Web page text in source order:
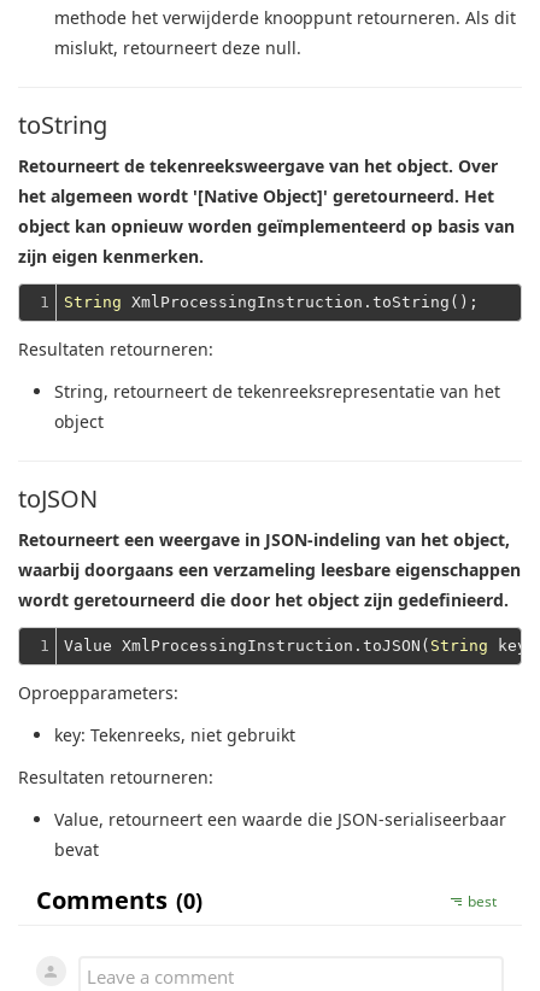
methode het verwijderde knooppunt retourneren. Als dit
mislukt, retourneert deze null.
toString
Retourneert de tekenreeksweergave van het object. Over
het algemeen wordt '[Native Object]' geretourneerd. Het
object kan opnieuw worden geïmplementeerd op basis van
zijn eigen kenmerken.
1 String
Resultaten retourneren:
String, retourneert de tekenreeksrepresentatie van het
object
toJSON
Retourneert een weergave in JSON-indeling van het object,
waarbij doorgaans een verzameling leesbare eigenschappen
wordt geretourneerd die door het object zijn gedefinieerd.
1 Value XmlProcessingInstruction.toJSON( String key
Oproepparameters:
key: Tekenreeks, niet gebruikt
Resultaten retourneren:
Value, retourneert een waarde die JSON-serialiseerbaar
bevat